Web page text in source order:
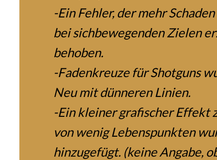
-Ein Fehler, der mehr
bei sichbewegenden Zielen
behoben.
-Fadenkreuze für Shotguns
Neu mit dünneren Linien.
-Ein kleiner grafischer Effekt
von wenig Lebenspunkten
hinzugefügt. (keine Angabe,